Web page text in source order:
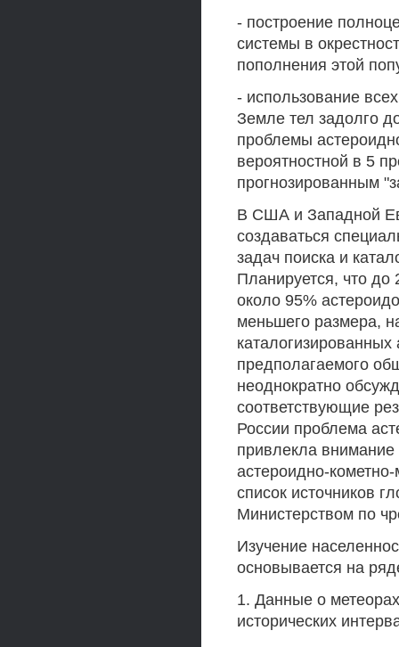
- построение
системы в
пополнения этой
- использование
Земле тел задолго
проблемы
вероятностной в 5
прогнозированным
В США и Западной
создаваться
задач поиска и
Планируется, что до
около 95%
меньшего размера,
предполагаемого
неоднократно
соответствующие
России проблема
привлекла внимание
астероидно-
список источников
Министерством по
Изучение
основывается на
1. Данные о
исторических